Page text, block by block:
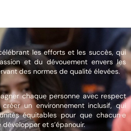
chaque personne avec respect
un environnement inclusif, qui
équitables pour que chacun·e
et s’épanouir.
les efforts et les succès, qui
et du dévouement envers les
des normes de qualité élevées.